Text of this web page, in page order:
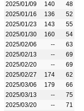
2025/01/09
140
48
2025/01/16
136
52
2025/01/23
143
55
2025/01/30
160
54
2025/02/06
--
63
2025/02/13
--
69
2025/02/20
--
69
2025/02/27
174
62
2025/03/06
179
66
2025/03/13
--
75
2025/03/20
--
71